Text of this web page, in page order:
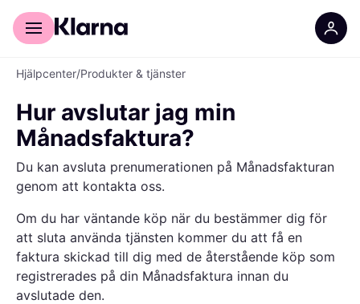
För shoppare
Hjälpcenter/Produkter & tjänster
Hur avslutar jag min
Månadsfaktura?
Du kan avsluta prenumerationen på Månadsfakturan
genom att kontakta oss.
Om du har väntande köp när du bestämmer dig för
att sluta använda tjänsten kommer du att få en
faktura skickad till dig med de återstående köp som
registrerades på din Månadsfaktura innan du
avslutade den.